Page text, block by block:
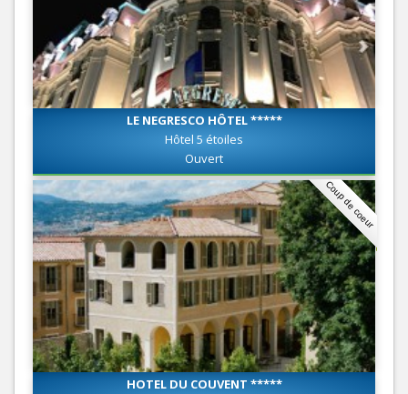
LE NEGRESCO HÔTEL *****
Hôtel 5 étoiles
Ouvert
Coup de coeur
HOTEL DU COUVENT *****